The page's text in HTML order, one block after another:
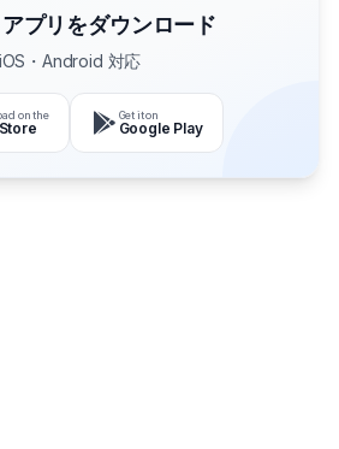
プリをダウンロード
iOS・Android 対応
on the Get it on
Google Play